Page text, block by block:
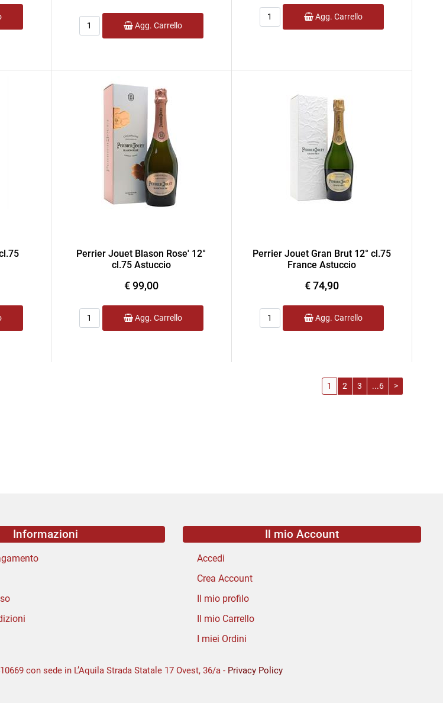
Quantità
Agg. Carrello
Quantità
Agg. Carrello
Perrier Jouet Blason Rose' 12°
cl.75 Astuccio
€ 99,00
Quantità
Agg. Carrello
Perrier Jouet Gran Brut 12° cl.75
France Astuccio
€ 74,90
Quantità
Agg. Carrello
1 2 3 ...6 >
Informazioni Il mio Account
Accedi
Crea Account
Il mio profilo
Il mio Carrello
I miei Ordini
con sede in L’Aquila Strada Statale 17 Ovest, 36/a - Privacy Policy